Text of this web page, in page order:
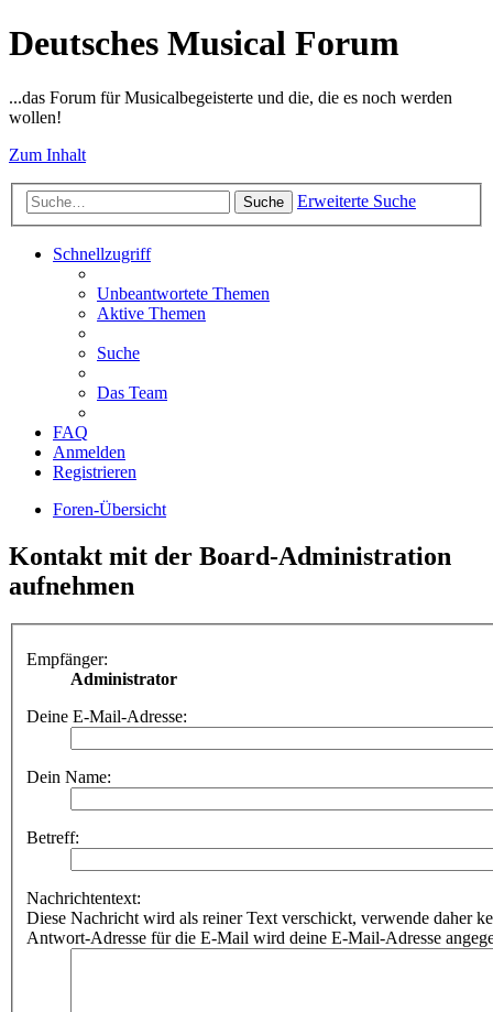
Deutsches Musical Forum
...das Forum für Musicalbegeisterte und die, die es noch werden
wollen!
Zum Inhalt
Suche Erweiterte Suche
Schnellzugriff
Unbeantwortete Themen
Aktive Themen
Suche
Das Team
FAQ
Anmelden
Registrieren
Foren-Übersicht
Kontakt mit der Board-Administration
aufnehmen
Empfänger:
Administrator
Deine E-Mail-Adresse:
Dein Name:
Betreff:
Nachrichtentext:
Diese Nachricht wird als reiner Text verschickt, verwende daher
Antwort-Adresse für die E-Mail wird deine E-Mail-Adresse